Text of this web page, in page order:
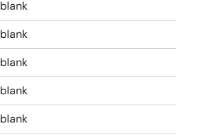
blank
blank
blank
blank
blank